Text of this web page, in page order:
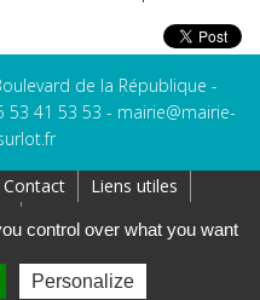
de la République -
53 41 53 53 - mairie@mairie-
Contact
Liens utiles
des cookies Mentions légales
control over what you want
Personalize